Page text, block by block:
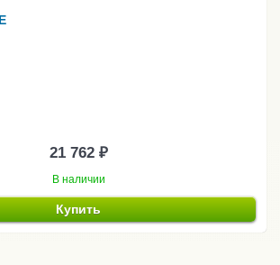
21 762 ₽
В наличии
Купить